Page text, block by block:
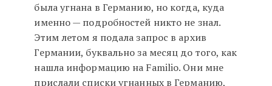
была угнана в Германию, но когда, куда
именно — подробностей никто не знал.
Этим летом я подала запрос в архив
Германии, буквально за месяц до того, как
нашла информацию на Familio. Они мне
прислали списки угнанных в Германию,